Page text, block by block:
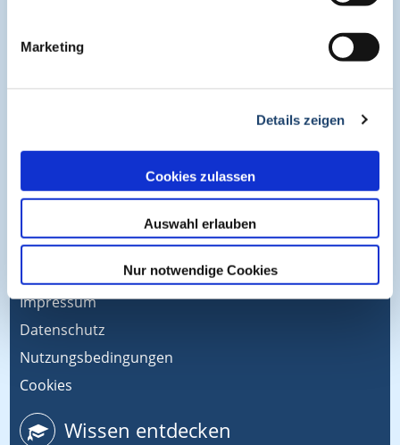
Marketing
Details zeigen
Cookies zulassen
Auswahl erlauben
Nur notwendige Cookies
Information
CME-Punkte
Kontakt
Impressum
Datenschutz
Nutzungsbedingungen
Cookies
Wissen entdecken